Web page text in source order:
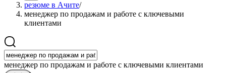
резюме в Ачите/
менеджер по продажам и работе с ключевыми
клиентами
менеджер по продажам и работе с ключевыми клиентами